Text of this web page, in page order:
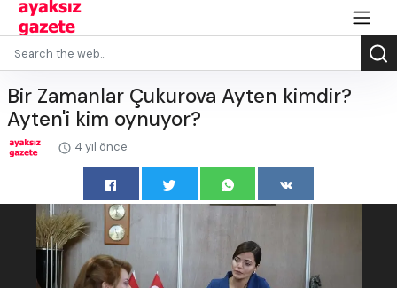
Bir Zamanlar Çukurova Ayten kimdir?
Ayten'i kim oynuyor?
4 yıl önce